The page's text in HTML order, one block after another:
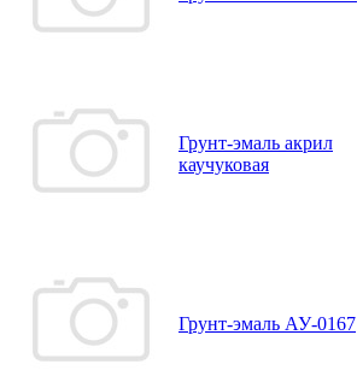
Грунт-эмаль акрил
каучуковая
Грунт-эмаль АУ-0167